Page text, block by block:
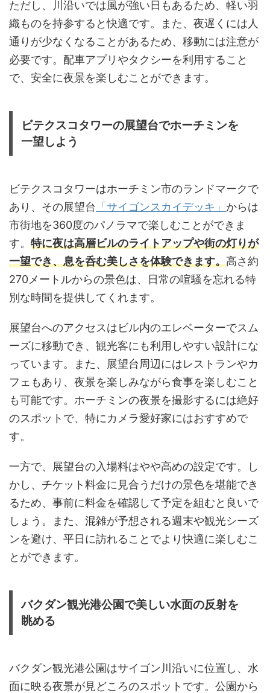
ただし、川沿いでは風が強い日もあるため、軽い羽
織ものを持参すると快適です。また、夜遅くには人
通りが少なくなることがあるため、移動には注意が
必要です。配車アプリやタクシーを利用すること
で、安全に夜景を楽しむことができます。
ビテクスコタワーの展望台でホーチミンを
一望しよう
ビテクスコタワーはホーチミン市のランドマークで
あり、その展望台 「サイゴンスカイデッキ」 からは
市街地を360度のパノラマで楽しむことができま
す。 特に夜は高層ビルのライトアップや街の灯りが
一望でき、息を呑む美しさを体験できます。高さ約
270メートルからの景色は、日常の喧騒を忘れる特
別な時間を提供してくれます。
展望台へのアクセスはビル内のエレベーターでスム
ーズに移動でき、観光客にも利用しやすい設計にな
っています。また、展望台周辺にはレストランやカ
フェもあり、夜景を楽しみながら食事を楽しむこと
も可能です。ホーチミンの夜景を撮影するには絶好
のスポットで、特にカメラ愛好家にはおすすめで
す。
一方で、展望台の入場料はやや高めの設定です。し
かし、チケット料金に見合うだけの景色を堪能でき
るため、事前に料金を確認して予定を組むと良いで
しょう。また、混雑が予想される週末や観光シーズ
ンを避け、平日に訪れることでより快適に楽しむこ
とができます。
バクダン観光港公園で美しい水面の反射を
眺める
バクダン観光港公園はサイゴン川沿いに位置し、水
面に映る夜景が見どころのスポットです。公園から